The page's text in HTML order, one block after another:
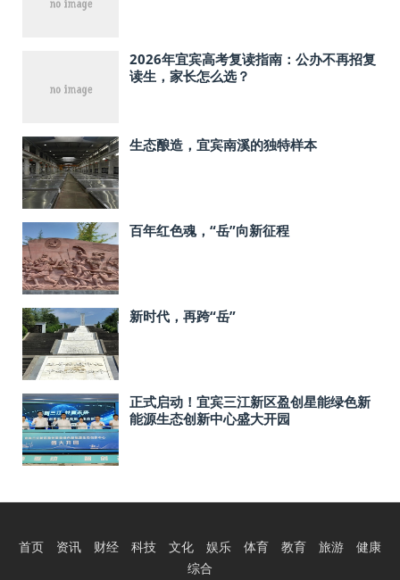
2026年宜宾高考复读指南：公办不再招复
读生，家长怎么选？
生态酿造，宜宾南溪的独特样本
百年红色魂，“岳”向新征程
新时代，再跨“岳”
正式启动！宜宾三江新区盈创星能绿色新
能源生态创新中心盛大开园
首页 资讯 财经 科技 文化 娱乐 体育 教育 旅游
健康
综合